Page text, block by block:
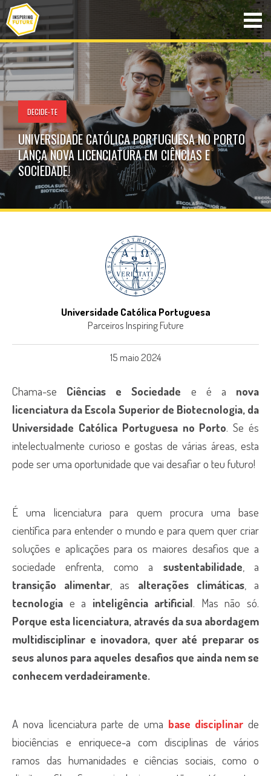
DECIDE-TE
UNIVERSIDADE CATÓLICA PORTUGUESA NO PORTO
LANÇA NOVA LICENCIATURA EM CIÊNCIAS E
SOCIEDADE!
Universidade Católica Portuguesa
Parceiros Inspiring Future
15 maio 2024
Chama-se Ciências e Sociedade e é a nova
licenciatura da Escola Superior de Biotecnologia, da
Universidade Católica Portuguesa no Porto. Se és
intelectualmente curioso e gostas de várias áreas, esta
pode ser uma oportunidade que vai desafiar o teu futuro!
É uma licenciatura para quem procura uma base
científica para entender o mundo e para quem quer criar
soluções e aplicações para os maiores desafios que a
sociedade enfrenta, como a sustentabilidade , a
transição alimentar , as alterações climáticas, a
tecnologia e a inteligência artificial. Mas não só.
Porque esta licenciatura, através da sua abordagem
multidisciplinar e inovadora, quer até preparar os
seus alunos para aqueles desafios que ainda nem se
conhecem verdadeiramente.
A nova licenciatura parte de uma base disciplinar de
biociências e enriquece-a com disciplinas de vários
ramos das humanidades e ciências sociais, como o